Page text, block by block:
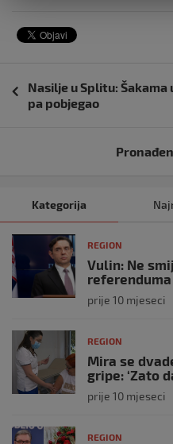
objava
Nasilje u Splitu:
pa pobjegao
Kategorija
REGION
Vulin: Ne
referenduma
prije 10 mjeseci
REGION
Mira se
gripe: ‘Zato
prije 10 mjeseci
REGION